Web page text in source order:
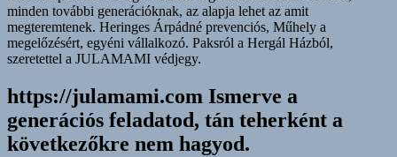
https://julamami.com Ismerve a
generációs feladatod, tán teherként a
következőkre nem hagyod.